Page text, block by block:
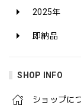
2025年
即納品
SHOP INFO
ショップに